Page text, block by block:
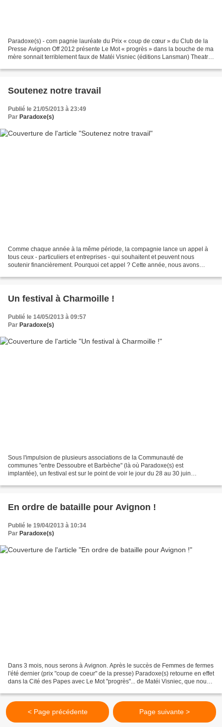
Paradoxe(s) - com pagnie lauréate du Prix « coup de cœur » du Club de la
Presse Avignon Off 2012 présente Le Mot « progrès » dans la bouche de ma
mère sonnait terriblement faux de Matéi Visniec (éditions Lansman) Theatre
Soutenez notre travail
Publié le 21/05/2013 à 23:49
Par Paradoxe(s)
Comme chaque année à la même période, la compagnie lance un appel à
tous ceux - particuliers et entreprises - qui souhaitent et peuvent nous
soutenir financièrement. Pourquoi cet appel ? Cette année, nous avons
Un festival à Charmoille !
Publié le 14/05/2013 à 09:57
Par Paradoxe(s)
Sous l'impulsion de plusieurs associations de la Communauté de
communes "entre Dessoubre et Barbèche" (là où Paradoxe(s) est
implantée), un festival est sur le point de voir le jour du 28 au 30 juin
En ordre de bataille pour Avignon !
Publié le 19/04/2013 à 10:34
Par Paradoxe(s)
Dans 3 mois, nous serons à Avignon. Après le succès de Femmes de fermes
l'été dernier (prix "coup de coeur" de la presse) Paradoxe(s) retourne en effet
dans la Cité des Papes avec Le Mot "progrès"... de Matéi Visniec, que nous
< Page précédente Page suivante >